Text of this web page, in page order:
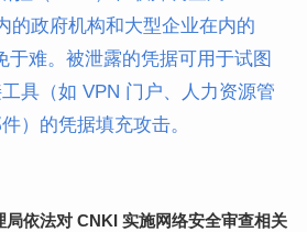
的政府机构和大型企业在内的
于难。被泄露的凭据可用于试图
具（如 VPN 门户、人力资源管
）的凭据填充攻击。
局依法对 CNKI 实施网络安全审查相关